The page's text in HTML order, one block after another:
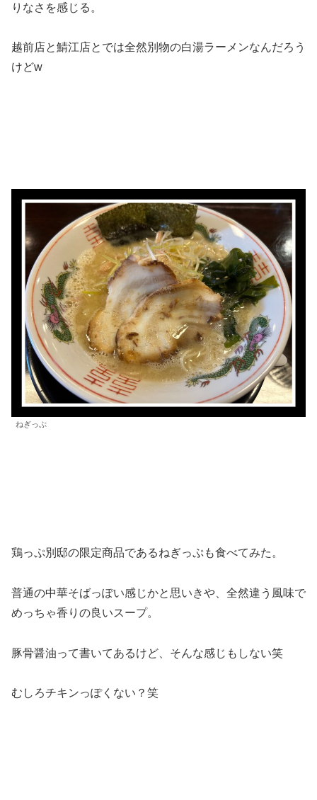
りなさを感じる。
越前店と鯖江店とでは全然別物の白湯ラーメンなんだろう
けどw
ねぎっぷ
鶏っぷ別邸の限定商品であるねぎっぷも食べてみた。
普通の中華そばっぽい感じかと思いきや、全然違う風味で
めっちゃ香りの良いスープ。
豚骨醤油って書いてあるけど、そんな感じもしない笑
むしろチキンっぽくない？笑